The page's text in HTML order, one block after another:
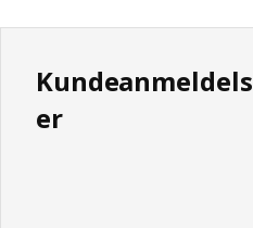
Kundeanmeldels
er